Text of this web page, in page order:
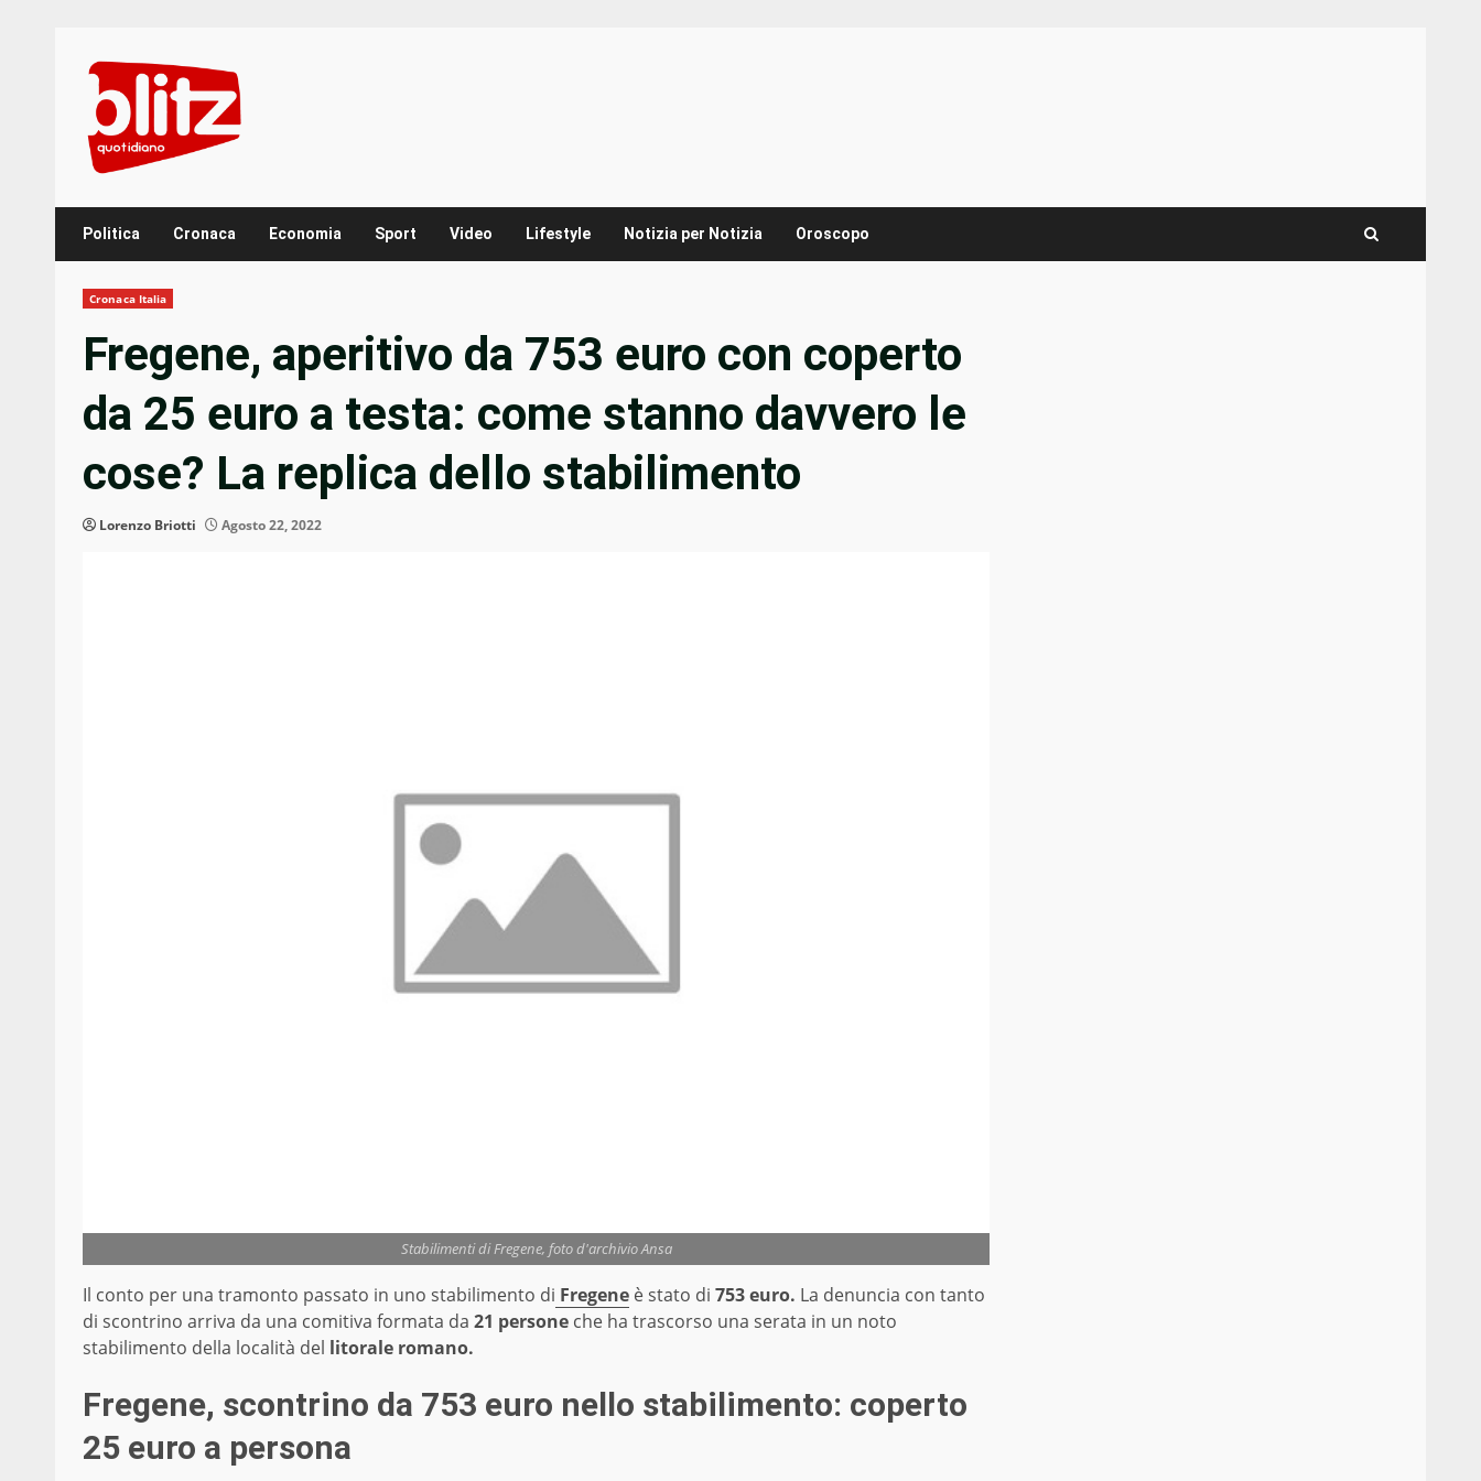
content
Politica Cronaca Economia Sport Video Lifestyle Notizia per Notizia Oroscopo
Cronaca Italia
Fregene, aperitivo da 753 euro con coperto
da 25 euro a testa: come stanno davvero le
cose? La replica dello stabilimento
Lorenzo Briotti Agosto 22, 2022
Stabilimenti di Fregene, foto d'archivio Ansa
Il conto per una tramonto passato in uno stabilimento di Fregene è stato di 753 euro. La denuncia con tanto
di scontrino arriva da una comitiva formata da 21 persone che ha trascorso una serata in un noto
stabilimento della località del litorale romano.
Fregene, scontrino da 753 euro nello stabilimento: coperto
25 euro a persona